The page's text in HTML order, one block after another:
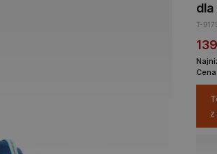
dla
T-
z